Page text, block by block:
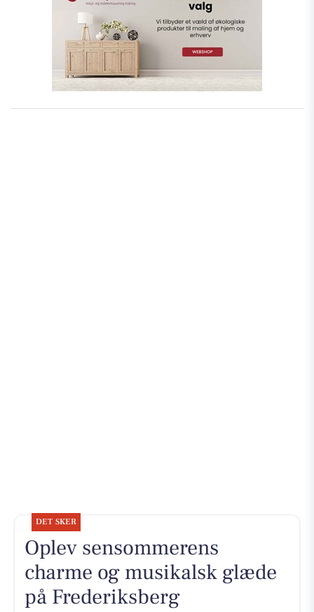
DET SKER
Oplev sensommerens
charme og musikalsk glæde
på Frederiksberg